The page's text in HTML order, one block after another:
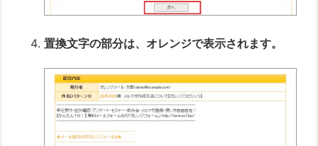
置換文字の部分は、オレンジで表示されます。